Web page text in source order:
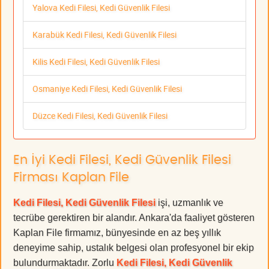
Yalova Kedi Filesi, Kedi Güvenlik Filesi
Karabük Kedi Filesi, Kedi Güvenlik Filesi
Kilis Kedi Filesi, Kedi Güvenlik Filesi
Osmaniye Kedi Filesi, Kedi Güvenlik Filesi
Düzce Kedi Filesi, Kedi Güvenlik Filesi
En İyi Kedi Filesi, Kedi Güvenlik Filesi
Firması Kaplan File
Kedi Filesi, Kedi Güvenlik Filesi işi, uzmanlık ve
tecrübe gerektiren bir alandır. Ankara'da faaliyet gösteren
Kaplan File firmamız, bünyesinde en az beş yıllık
deneyime sahip, ustalık belgesi olan profesyonel bir ekip
bulundurmaktadır. Zorlu Kedi Filesi, Kedi Güvenlik